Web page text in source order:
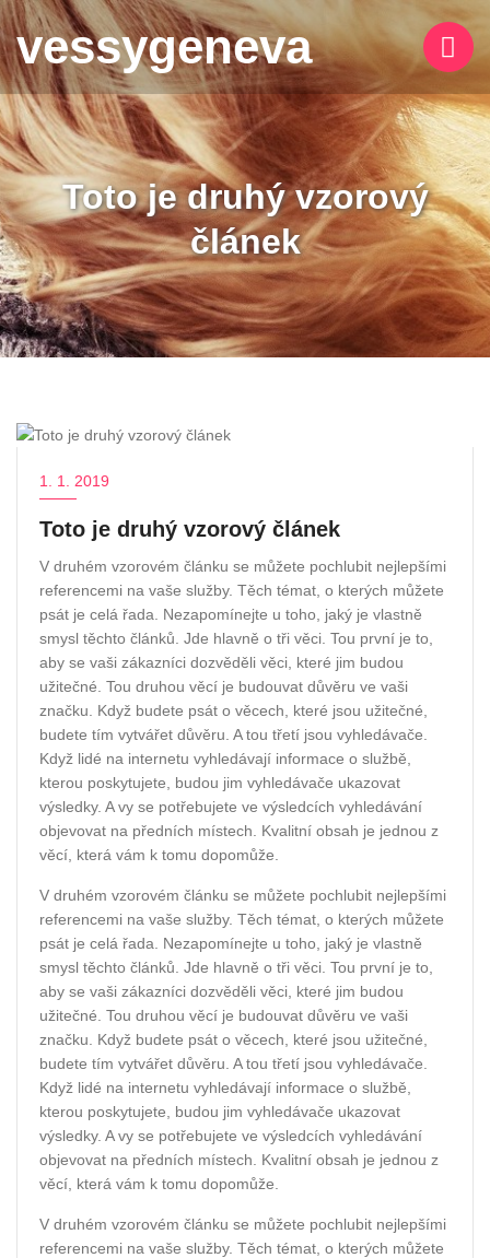
vessygeneva
Toto je druhý vzorový
článek
1. 1. 2019
Toto je druhý vzorový článek
V druhém vzorovém článku se můžete pochlubit nejlepšími
referencemi na vaše služby. Těch témat, o kterých můžete
psát je celá řada. Nezapomínejte u toho, jaký je vlastně
smysl těchto článků. Jde hlavně o tři věci. Tou první je to,
aby se vaši zákazníci dozvěděli věci, které jim budou
užitečné. Tou druhou věcí je budouvat důvěru ve vaši
značku. Když budete psát o věcech, které jsou užitečné,
budete tím vytvářet důvěru. A tou třetí jsou vyhledávače.
Když lidé na internetu vyhledávají informace o službě,
kterou poskytujete, budou jim vyhledávače ukazovat
výsledky. A vy se potřebujete ve výsledcích vyhledávání
objevovat na předních místech. Kvalitní obsah je jednou z
věcí, která vám k tomu dopomůže.
V druhém vzorovém článku se můžete pochlubit nejlepšími
referencemi na vaše služby. Těch témat, o kterých můžete
psát je celá řada. Nezapomínejte u toho, jaký je vlastně
smysl těchto článků. Jde hlavně o tři věci. Tou první je to,
aby se vaši zákazníci dozvěděli věci, které jim budou
užitečné. Tou druhou věcí je budouvat důvěru ve vaši
značku. Když budete psát o věcech, které jsou užitečné,
budete tím vytvářet důvěru. A tou třetí jsou vyhledávače.
Když lidé na internetu vyhledávají informace o službě,
kterou poskytujete, budou jim vyhledávače ukazovat
výsledky. A vy se potřebujete ve výsledcích vyhledávání
objevovat na předních místech. Kvalitní obsah je jednou z
věcí, která vám k tomu dopomůže.
V druhém vzorovém článku se můžete pochlubit nejlepšími
referencemi na vaše služby. Těch témat, o kterých můžete